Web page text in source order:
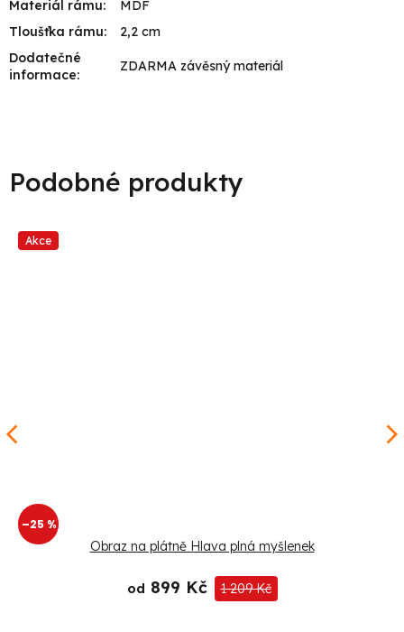
Materiál rámu:
MDF
Tloušťka rámu:
2,2 cm
Dodatečné
informace:
ZDARMA závěsný materiál
Akce
–25 %
Obraz na plátně Hlava plná myšlenek
od 899 Kč 1 209 Kč